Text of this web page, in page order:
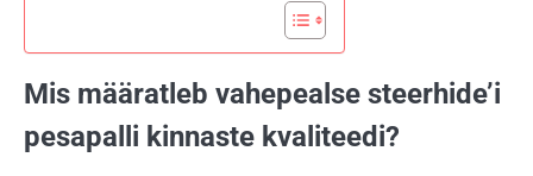
Mis määratleb vahepealse steerhide’i
pesapalli kinnaste kvaliteedi?